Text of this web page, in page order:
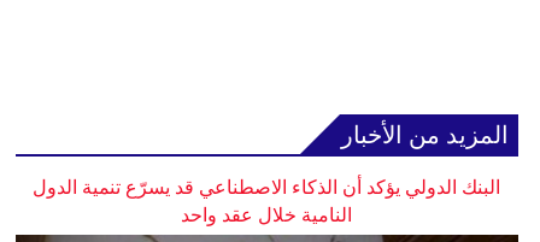
المزيد من الأخبار
البنك الدولي يؤكد أن الذكاء الاصطناعي قد يسرّع تنمية الدول
النامية خلال عقد واحد